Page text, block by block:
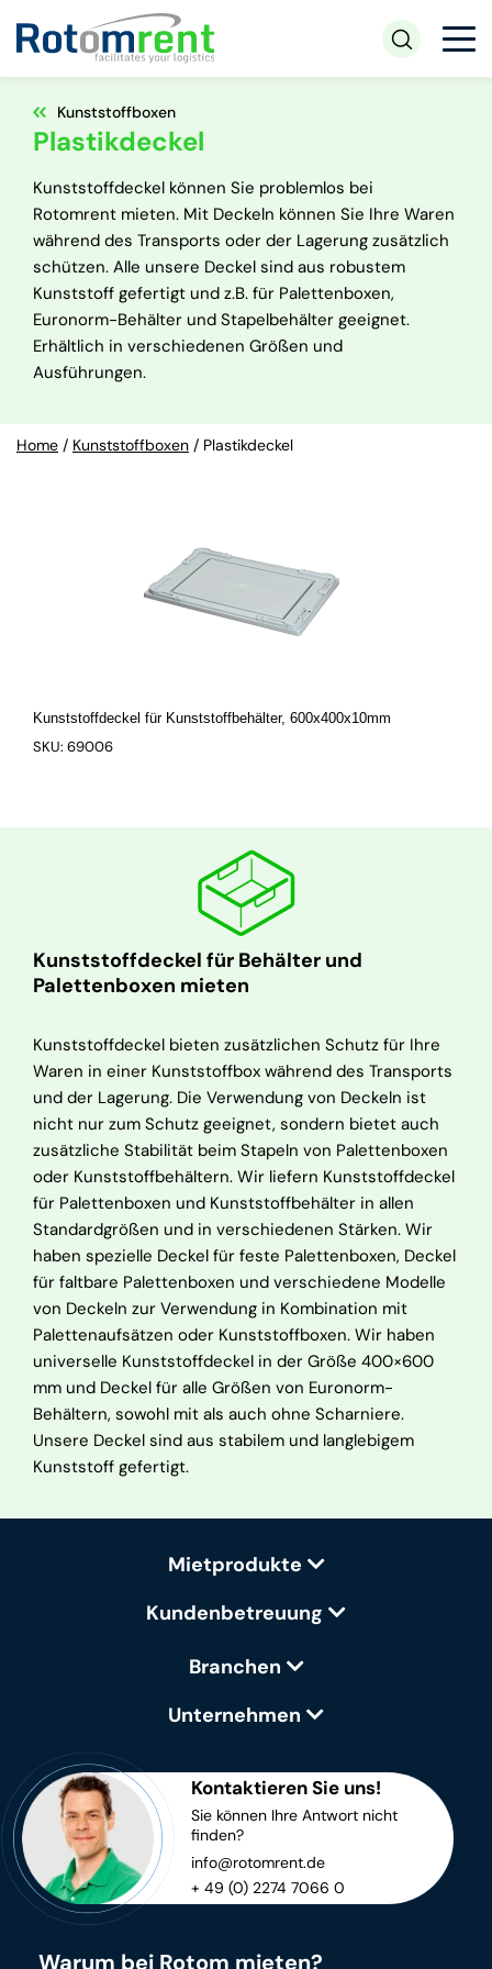
Kunststoffboxen
Plastikdeckel
Kunststoffdeckel können Sie problemlos bei
Rotomrent mieten. Mit Deckeln können Sie Ihre Waren
während des Transports oder der Lagerung zusätzlich
schützen. Alle unsere Deckel sind aus robustem
Kunststoff gefertigt und z.B. für Palettenboxen,
Euronorm-Behälter und Stapelbehälter geeignet.
Erhältlich in verschiedenen Größen und
Ausführungen.
Home / Kunststoffboxen / Plastikdeckel
Kunststoffdeckel für Kunststoffbehälter, 600x400x10mm
SKU: 69006
Kunststoffdeckel für Behälter und
Palettenboxen mieten
Kunststoffdeckel bieten zusätzlichen Schutz für Ihre
Waren in einer Kunststoffbox während des Transports
und der Lagerung. Die Verwendung von Deckeln ist
nicht nur zum Schutz geeignet, sondern bietet auch
zusätzliche Stabilität beim Stapeln von Palettenboxen
oder Kunststoffbehältern. Wir liefern Kunststoffdeckel
für Palettenboxen und Kunststoffbehälter in allen
Standardgrößen und in verschiedenen Stärken. Wir
haben spezielle Deckel für feste Palettenboxen, Deckel
für faltbare Palettenboxen und verschiedene Modelle
von Deckeln zur Verwendung in Kombination mit
Palettenaufsätzen oder Kunststoffboxen. Wir haben
universelle Kunststoffdeckel in der Größe 400×600
mm und Deckel für alle Größen von Euronorm-
Behältern, sowohl mit als auch ohne Scharniere.
Unsere Deckel sind aus stabilem und langlebigem
Kunststoff gefertigt.
Mietprodukte
Kundenbetreuung
Branchen
Unternehmen
Kontaktieren Sie uns!
Sie können Ihre Antwort nicht
finden?
info@rotomrent.de
+ 49 (0) 2274 7066 0
Warum bei Rotom mieten?